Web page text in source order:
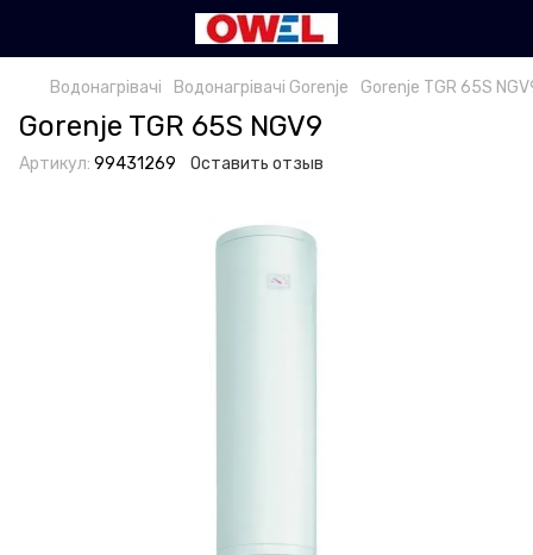
Водонагрівачі Водонагрівачі Gorenje Gorenje TGR 65S
Gorenje TGR 65S NGV9
Артикул: 99431269 Оставить отзыв